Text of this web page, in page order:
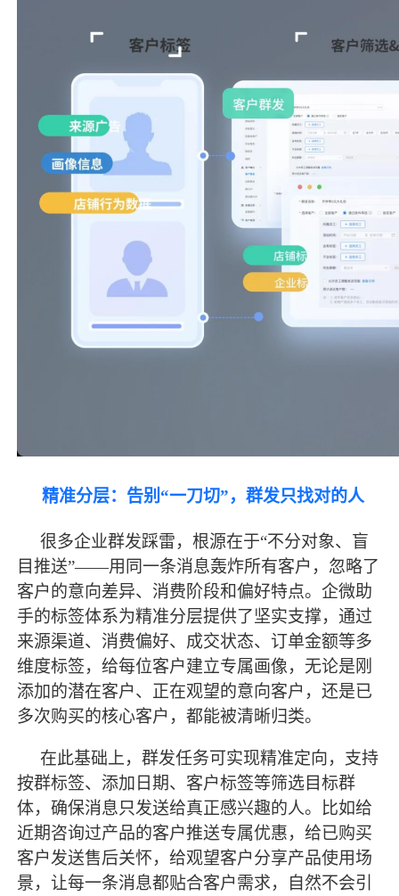
精准分层：告别“一刀切”，群发只找对的人
很多企业群发踩雷，根源在于“不分对象、盲
目推送”——用同一条消息轰炸所有客户，忽略了
客户的意向差异、消费阶段和偏好特点。企微助
手的标签体系为精准分层提供了坚实支撑，通过
来源渠道、消费偏好、成交状态、订单金额等多
维度标签，给每位客户建立专属画像，无论是刚
添加的潜在客户、正在观望的意向客户，还是已
多次购买的核心客户，都能被清晰归类。
在此基础上，群发任务可实现精准定向，支持
按群标签、添加日期、客户标签等筛选目标群
体，确保消息只发送给真正感兴趣的人。比如给
近期咨询过产品的客户推送专属优惠，给已购买
客户发送售后关怀，给观望客户分享产品使用场
景，让每一条消息都贴合客户需求，自然不会引